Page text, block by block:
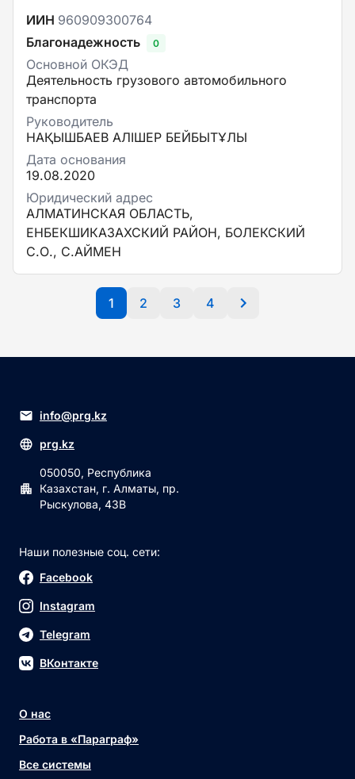
ИИН 960909300764
Благонадежность
0
Основной ОКЭД
Деятельность грузового автомобильного
транспорта
Руководитель
НАҚЫШБАЕВ АЛІШЕР БЕЙБЫТҰЛЫ
Дата основания
19.08.2020
Юридический адрес
АЛМАТИНСКАЯ ОБЛАСТЬ,
ЕНБЕКШИКАЗАХСКИЙ РАЙОН, БОЛЕКСКИЙ
С.О., С.АЙМЕН
1 2 3 4
info@prg.kz
prg.kz
050050, Республика
Казахстан, г. Алматы, пр.
Рыскулова, 43В
Наши полезные соц. сети:
Facebook
Instagram
Telegram
ВКонтакте
О нас
Работа в «Параграф»
Все системы